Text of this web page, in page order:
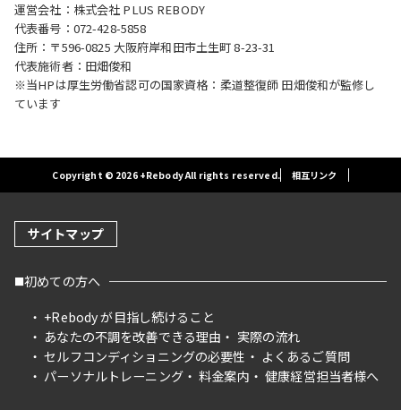
運営会社：株式会社 PLUS REBODY
代表番号：072-428-5858
住所：〒596-0825 大阪府岸和田市土生町 8-23-31
代表施術者：田畑俊和
※当HPは厚生労働省認可の国家資格：柔道整復師 田畑俊和が監修し
ています
Copyright © 2026 +Rebody All rights reserved. 相互リンク
サイトマップ
初めての方へ
+Rebody が目指し続けること
あなたの不調を改善できる理由
実際の流れ
セルフコンディショニングの必要性
よくあるご質問
パーソナルトレーニング
料金案内 健康経営担当者様へ